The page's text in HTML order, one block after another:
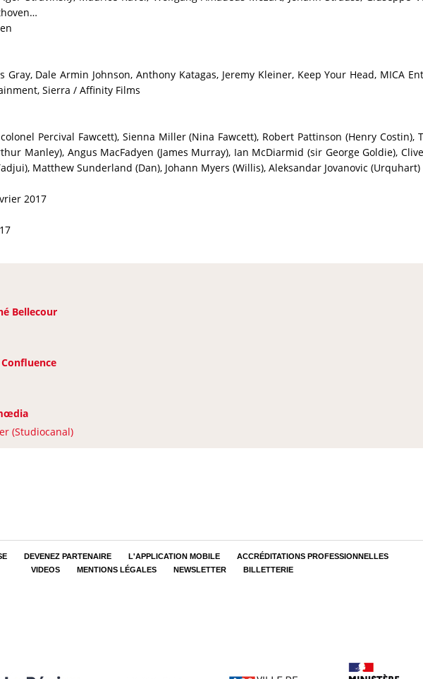
Gray, Dale Armin Johnson, Anthony Katagas, Jeremy Kleiner, Keep Your Head, MICA
Sierra / Affinity Films
Percival Fawcett), Sienna Miller (Nina Fawcett), Robert Pattinson (Henry Costin),
Manley), Angus MacFadyen (James Murray), Ian McDiarmid (sir George Goldie),
Matthew Sunderland (Dan), Johann Myers (Willis), Aleksandar Jovanovic (Urquhart)
2017
Bellecour
Confluence
(Studiocanal)
DEVENEZ PARTENAIRE L'APPLICATION MOBILE
ACCRÉDITATIONS PROFESSIONNELLES
VIDEOS
MENTIONS LÉGALES NEWSLETTER BILLETTERIE